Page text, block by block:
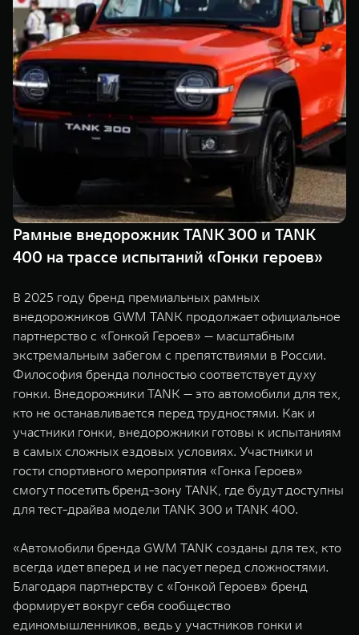
Веди за собой
от 6 499 000 ₽
TANK 700
Сила
от 10 199
WEY 07
Расширяя границы комфорта
от 6 149 000 ₽
WEY 05
Эстетика
от 5 699
WEY 80
Масштаб возможностей
от 6 449 000 ₽
WEY 80
от 8 099
ПОКУПКА АВТОМОБИЛЯ
TANK Финансы
Корпоративным клиентам
TANK ФИНАНСЫ
TANK Кредит
TANK Лизинг
TANK Страхование
Сервис
Специальные предложения
Моторные масла
ЦИФРОВЫЕ СЕРВИСЫ TANK
Цифровые сервисы TANK
Подписки
Рамные внедорожник TANK 300 и TANK
400 на трассе испытаний «Гонки героев»
В 2025 году бренд премиальных рамных
внедорожников GWM TANK продолжает официальное
партнерство с «Гонкой Героев» — масштабным
экстремальным забегом с препятствиями в России.
Философия бренда полностью соответствует духу
гонки. Внедорожники TANK — это автомобили для тех,
кто не останавливается перед трудностями. Как и
участники гонки, внедорожники готовы к испытаниям
в самых сложных ездовых условиях. Участники и
гости спортивного мероприятия «Гонка Героев»
смогут посетить бренд-зону TANK, где будут доступны
для тест-драйва модели TANK 300 и TANK 400.
«Автомобили бренда GWM TANK созданы для тех, кто
всегда идет вперед и не пасует перед сложностями.
Благодаря партнерству с «Гонкой Героев» бренд
формирует вокруг себя сообщество
единомышленников, ведь у участников гонки и